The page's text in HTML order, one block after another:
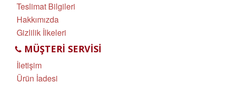
Teslimat Bilgileri
Hakkımızda
Gizlilik İlkeleri
MÜŞTERI SERVISI
İletişim
Ürün İadesi